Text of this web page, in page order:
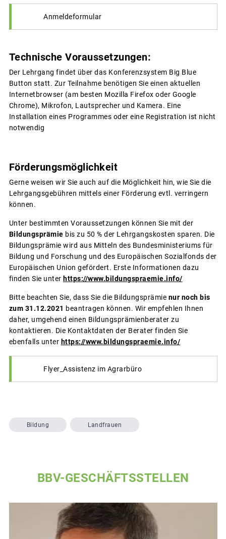
Anmeldeformular
Technische Voraussetzungen:
Der Lehrgang findet über das Konferenzsystem Big Blue
Button statt. Zur Teilnahme benötigen Sie einen aktuellen
Internetbrowser (am besten Mozilla Firefox oder Google
Chrome), Mikrofon, Lautsprecher und Kamera. Eine
Installation eines Programmes oder eine Registration ist nicht
notwendig
Förderungsmöglichkeit
Gerne weisen wir Sie auch auf die Möglichkeit hin, wie Sie die
Lehrgangsgebühren mittels einer Förderung evtl. verringern
können.
Unter bestimmten Voraussetzungen können Sie mit der
Bildungsprämie bis zu 50 % der Lehrgangskosten sparen. Die
Bildungsprämie wird aus Mitteln des Bundesministeriums für
Bildung und Forschung und des Europäischen Sozialfonds der
Europäischen Union gefördert. Erste Informationen dazu
finden Sie unter https://www.bildungspraemie.info/
Bitte beachten Sie, dass Sie die Bildungsprämie nur noch bis
zum 31.12.2021 beantragen können. Wir empfehlen Ihnen
daher, umgehend einen Bildungsprämienberater zu
kontaktieren. Die Kontaktdaten der Berater finden Sie
ebenfalls unter https://www.bildungspraemie.info/
Flyer_Assistenz im Agrarbüro
Bildung Landfrauen
BBV-GESCHÄFTSSTELLEN